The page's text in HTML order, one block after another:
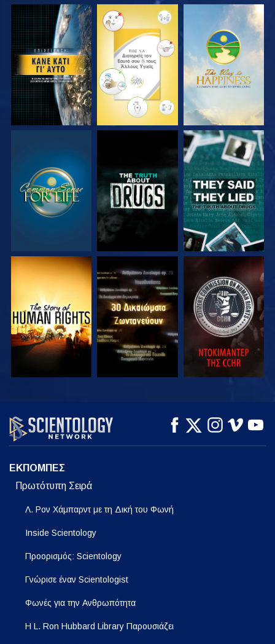
ΠΑΡΑΚΟΛΟΥΘΗΣΤΕ ΠΑΡΑΚΟΛΟΥΘΗΣΤΕ ΠΑΡΑΚΟΛΟΥΘΗΣΤΕ
ΠΑΡΑΚΟΛΟΥΘΗΣΤΕ ΠΑΡΑΚΟΛΟΥΘΗΣΤΕ ΠΑΡΑΚΟΛΟΥΘΗΣΤΕ
ΠΑΡΑΚΟΛΟΥΘΗΣΤΕ ΠΑΡΑΚΟΛΟΥΘΗΣΤΕ ΠΑΡΑΚΟΛΟΥΘΗΣΤΕ
ΠΑΡΑΚΟΛΟΥΘΗΣΤΕ ΠΑΡΑΚΟΛΟΥΘΗΣΤΕ
ΕΞΕΡΕΥΝΗΣΤΕ ΤΗ
ΣΕΙΡΑ
ΕΚΠΟΜΠΕΣ
Πρωτότυπη Σειρά
Λ. Ρον Χάμπαρντ με τη Δική του Φωνή
Inside Scientology
Προορισμός: Scientology
Γνώρισε έναν Scientologist
Φωνές για την Ανθρωπότητα
Η L. Ron Hubbard Library Παρουσιάζει